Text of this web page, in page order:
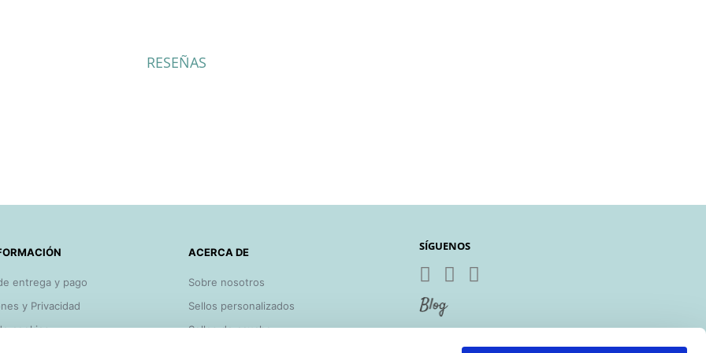
RESEÑAS
entrega y pago
y Privacidad
cookies
ACERCA DE
Sobre nosotros
Sellos personalizados
Sellos de caucho
SÍGUENOS